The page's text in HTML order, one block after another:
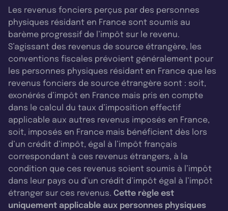
Les revenus fonciers perçus par des personnes
physiques résidant en France sont soumis au
barème progressif de l’impôt sur le revenu.
S’agissant des revenus de source étrangère, les
conventions fiscales prévoient généralement pour
les personnes physiques résidant en France que les
revenus fonciers de source étrangère sont : soit,
exonérés d’impôt en France mais pris en compte
dans le calcul du taux d’imposition effectif
applicable aux autres revenus imposés en France,
soit, imposés en France mais bénéficient dès lors
d’un crédit d’impôt, égal à l’impôt français
correspondant à ces revenus étrangers, à la
condition que ces revenus soient soumis à l’impôt
dans leur pays ou d’un crédit d’impôt égal à l’impôt
étranger sur ces revenus. Cette règle est
uniquement applicable aux personnes physiques